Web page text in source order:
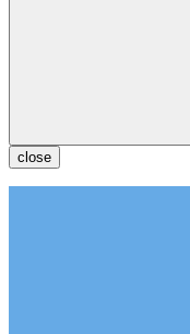
close